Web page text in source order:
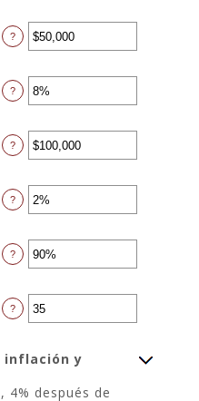
10
y
90
Ingresa
un
$1
y
$10,000,000
?
Ingresa
0%
y
?
Ingresa
un
$0
y
$100,000,000
?
Ingresa
un
0%
y
20%
?
Ingresa
40%
y
?
Ingresa
un
?
inflación y
4% después de